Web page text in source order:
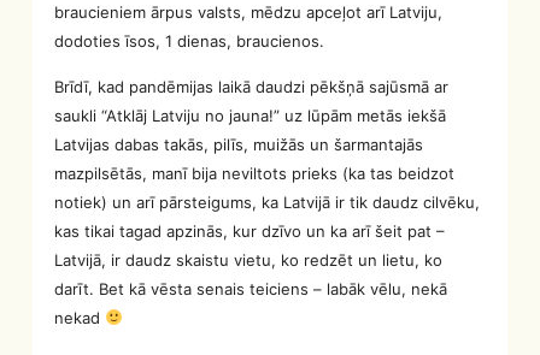
braucieniem ārpus valsts, mēdzu apceļot arī Latviju,
dodoties īsos, 1 dienas, braucienos.
Brīdī, kad pandēmijas laikā daudzi pēkšņā sajūsmā ar
saukli “Atklāj Latviju no jauna!” uz lūpām metās iekšā
Latvijas dabas takās, pilīs, muižās un šarmantajās
mazpilsētās, manī bija neviltots prieks (ka tas beidzot
notiek) un arī pārsteigums, ka Latvijā ir tik daudz cilvēku,
kas tikai tagad apzinās, kur dzīvo un ka arī šeit pat –
Latvijā, ir daudz skaistu vietu, ko redzēt un lietu, ko
darīt. Bet kā vēsta senais teiciens – labāk vēlu, nekā
nekad